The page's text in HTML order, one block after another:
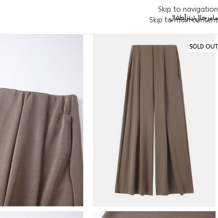
Skip to navigation
Skip to main content
رجالتينزأطفال
SOLD OUT